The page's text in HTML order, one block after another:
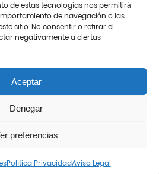
de estas tecnologías nos permitirá
de navegación o las
sitio. No consentir o retirar el
negativamente a ciertas
Aceptar
Denegar
preferencias
Política PrivacidadAviso Legal
Política de Privacidad